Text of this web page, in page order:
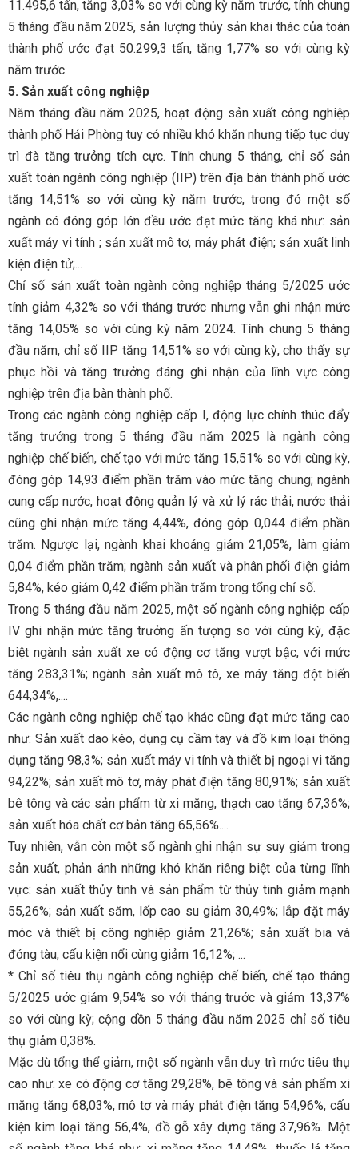
11.495,6 tấn, tăng 3,03% so với cùng kỳ năm trước, tính chung
5 tháng đầu năm 2025, sản lượng thủy sản khai thác của toàn
thành phố ước đạt 50.299,3 tấn, tăng 1,77% so với cùng kỳ
năm trước.
5. Sản xuất công nghiệp
Năm tháng đầu năm 2025, hoạt động sản xuất công nghiệp
thành phố Hải Phòng tuy có nhiều khó khăn nhưng tiếp tục duy
trì đà tăng trưởng tích cực. Tính chung 5 tháng, chỉ số sản
xuất toàn ngành công nghiệp (IIP) trên địa bàn thành phố ước
tăng 14,51% so với cùng kỳ năm trước, trong đó một số
ngành có đóng góp lớn đều ước đạt mức tăng khá như: sản
xuất máy vi tính ; sản xuất mô tơ, máy phát điện; sản xuất linh
kiện điện tử;...
Chỉ số sản xuất toàn ngành công nghiệp tháng 5/2025 ước
tính giảm 4,32% so với tháng trước nhưng vẫn ghi nhận mức
tăng 14,05% so với cùng kỳ năm 2024. Tính chung 5 tháng
đầu năm, chỉ số IIP tăng 14,51% so với cùng kỳ, cho thấy sự
phục hồi và tăng trưởng đáng ghi nhận của lĩnh vực công
nghiệp trên địa bàn thành phố.
Trong các ngành công nghiệp cấp I, động lực chính thúc đẩy
tăng trưởng trong 5 tháng đầu năm 2025 là ngành công
nghiệp chế biến, chế tạo với mức tăng 15,51% so với cùng kỳ,
đóng góp 14,93 điểm phần trăm vào mức tăng chung; ngành
cung cấp nước, hoạt động quản lý và xử lý rác thải, nước thải
cũng ghi nhận mức tăng 4,44%, đóng góp 0,044 điểm phần
trăm. Ngược lại, ngành khai khoáng giảm 21,05%, làm giảm
0,04 điểm phần trăm; ngành sản xuất và phân phối điện giảm
5,84%, kéo giảm 0,42 điểm phần trăm trong tổng chỉ số.
Trong 5 tháng đầu năm 2025, một số ngành công nghiệp cấp
IV ghi nhận mức tăng trưởng ấn tượng so với cùng kỳ, đặc
biệt ngành sản xuất xe có động cơ tăng vượt bậc, với mức
tăng 283,31%; ngành sản xuất mô tô, xe máy tăng đột biến
644,34%,....
Các ngành công nghiệp chế tạo khác cũng đạt mức tăng cao
như: Sản xuất dao kéo, dụng cụ cầm tay và đồ kim loại thông
dụng tăng 98,3%; sản xuất máy vi tính và thiết bị ngoại vi tăng
94,22%; sản xuất mô tơ, máy phát điện tăng 80,91%; sản xuất
bê tông và các sản phẩm từ xi măng, thạch cao tăng 67,36%;
sản xuất hóa chất cơ bản tăng 65,56%....
Tuy nhiên, vẫn còn một số ngành ghi nhận sự suy giảm trong
sản xuất, phản ánh những khó khăn riêng biệt của từng lĩnh
vực: sản xuất thủy tinh và sản phẩm từ thủy tinh giảm mạnh
55,26%; sản xuất săm, lốp cao su giảm 30,49%; lắp đặt máy
móc và thiết bị công nghiệp giảm 21,26%; sản xuất bia và
đóng tàu, cấu kiện nổi cùng giảm 16,12%; ...
* Chỉ số tiêu thụ ngành công nghiệp chế biến, chế tạo tháng
5/2025 ước giảm 9,54% so với tháng trước và giảm 13,37%
so với cùng kỳ; cộng dồn 5 tháng đầu năm 2025 chỉ số tiêu
thụ giảm 0,38%.
Mặc dù tổng thể giảm, một số ngành vẫn duy trì mức tiêu thụ
cao như: xe có động cơ tăng 29,28%, bê tông và sản phẩm xi
măng tăng 68,03%, mô tơ và máy phát điện tăng 54,96%, cấu
kiện kim loại tăng 56,4%, đồ gỗ xây dựng tăng 37,96%. Một